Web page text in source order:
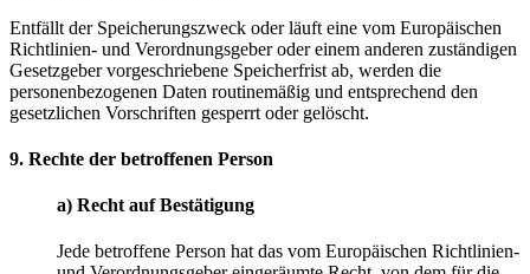
Entfällt der Speicherungszweck oder läuft eine vom Europäischen
Richtlinien- und Verordnungsgeber oder einem anderen zuständigen
Gesetzgeber vorgeschriebene Speicherfrist ab, werden die
personenbezogenen Daten routinemäßig und entsprechend den
gesetzlichen Vorschriften gesperrt oder gelöscht.
9. Rechte der betroffenen Person
a) Recht auf Bestätigung
Jede betroffene Person hat das vom Europäischen Richtlinien-